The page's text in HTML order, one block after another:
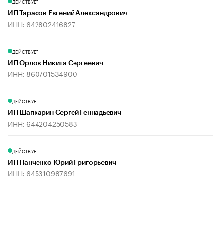
ДЕЙСТВУЕТ
ИП Тарасов Евгений Александрович
ИНН: 642802416827
ДЕЙСТВУЕТ
ИП Орлов Никита Сергеевич
ИНН: 860701534900
ДЕЙСТВУЕТ
ИП Шапкарин Сергей Геннадьевич
ИНН: 644204250583
ДЕЙСТВУЕТ
ИП Панченко Юрий Григорьевич
ИНН: 645310987691